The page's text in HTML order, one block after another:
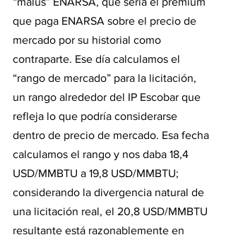
que paga ENARSA sobre el precio de
mercado por su historial como
contraparte. Ese día calculamos el
“rango de mercado” para la licitación,
un rango alrededor del IP Escobar que
refleja lo que podría considerarse
dentro de precio de mercado. Esa fecha
calculamos el rango y nos daba 18,4
USD/MMBTU a 19,8 USD/MMBTU;
considerando la divergencia natural de
una licitación real, el 20,8 USD/MMBTU
resultante está razonablemente en